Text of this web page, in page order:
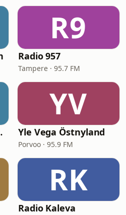
R9
Radio 957
Tampere · 95.7 FM
YV
Yle Vega Östnyland
Porvoo · 95.9 FM
RK
Radio Kaleva